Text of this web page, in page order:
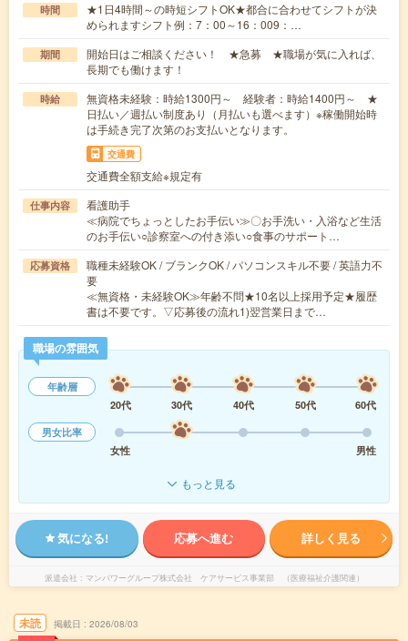
時間
★1日4時間～の時短シフトOK★都合に合わせてシフトが決
められますシフト例：7：00～16：009：…
期間
開始日はご相談ください！ ★急募 ★職場が気に入れば、
長期でも働けます！
時給
無資格未経験：時給1300円～ 経験者：時給1400円～ ★
日払い／週払い制度あり（月払いも選べます）※稼働開始時
は手続き完了次第のお支払いとなります。
交通費
交通費全額支給※規定有
仕事内容
看護助手
≪病院でちょっとしたお手伝い≫〇お手洗い・入浴など生活
のお手伝い○診察室への付き添い○食事のサポート…
応募資格
職種未経験OK / ブランクOK / パソコンスキル不要 / 英語力不
要
≪無資格・未経験OK≫年齢不問★10名以上採用予定★履歴
書は不要です。▽応募後の流れ1)翌営業日まで…
職場の雰囲気
年齢層
20代
30代 40代 50代
60代
男女比率
女性
男性
もっと見る
気になる! 応募へ進む 詳しく見る
派遣会社 マンパワーグループ株式会社 ケアサービス事業部 （医療福祉介護関連）
未読 掲載日 2026/08/03